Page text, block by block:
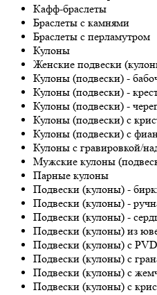
Кафф-браслеты
Браслеты с камнями
Браслеты с перламутром
Кулоны
Женские подвески
Кулоны (подвески) -
Кулоны (подвески) -
Кулоны (подвески) -
Кулоны (подвески) с
Кулоны (подвески) с
Кулоны с гравировкой/
Мужские кулоны
Парные кулоны
Подвески (кулоны) -
Подвески (кулоны) -
Подвески (кулоны) -
Подвески (кулоны) из
Подвески (кулоны) с
Подвески (кулоны) с
Подвески (кулоны) с
Подвески (кулоны) с